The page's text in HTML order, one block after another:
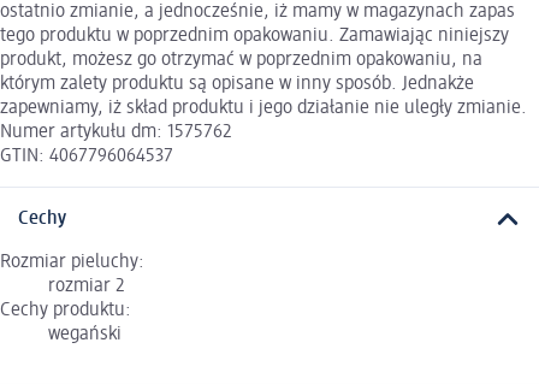
ostatnio zmianie, a jednocześnie, iż mamy w magazynach zapas
tego produktu w poprzednim opakowaniu. Zamawiając niniejszy
produkt, możesz go otrzymać w poprzednim opakowaniu, na
którym zalety produktu są opisane w inny sposób. Jednakże
zapewniamy, iż skład produktu i jego działanie nie uległy zmianie.
Numer artykułu dm: 1575762
GTIN: 4067796064537
Cechy
Rozmiar pieluchy:
rozmiar 2
Cechy produktu:
wegański